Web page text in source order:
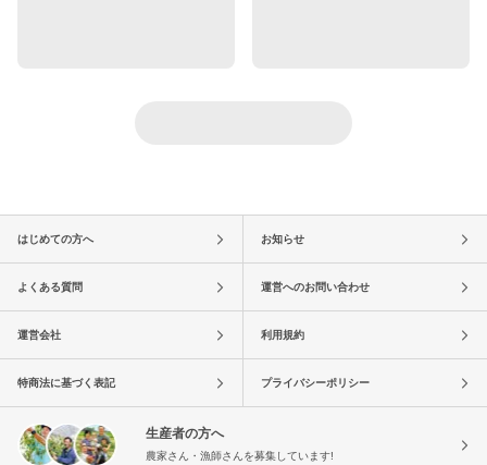
はじめての方へ お知らせ
よくある質問 運営へのお問い合わせ
運営会社 利用規約
特商法に基づく表記 プライバシーポリシー
生産者の方へ
農家さん・漁師さんを募集しています!